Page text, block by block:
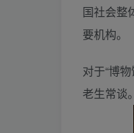
国社会整
要机构。
对于“博
老生常谈